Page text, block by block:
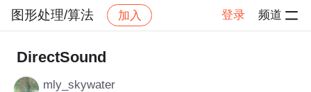
图形处理/算法 加入 登录 频道
社区 图形处理/算法
DirectSound
mly_skywater